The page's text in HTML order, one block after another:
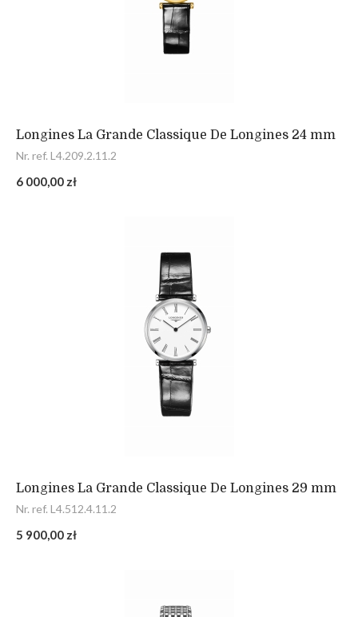
Longines La Grande Classique De Longines 24 mm
Nr. ref. L4.209.2.11.2
6 000,00 zł
Longines La Grande Classique De Longines 29 mm
Nr. ref. L4.512.4.11.2
5 900,00 zł